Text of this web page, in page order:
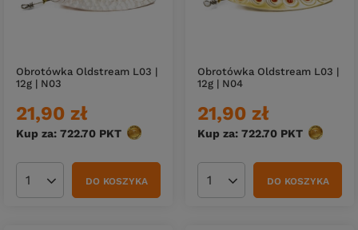
Obrotówka Oldstream L03 |
12g | N03
21,90 zł
Kup za: 722.70 PKT punktów
Ilość produktówDO KOSZYKA
Obrotówka Oldstream L03 |
12g | N04
21,90 zł
Kup za: 722.70 PKT punktów
Ilość produktówDO KOSZYKA